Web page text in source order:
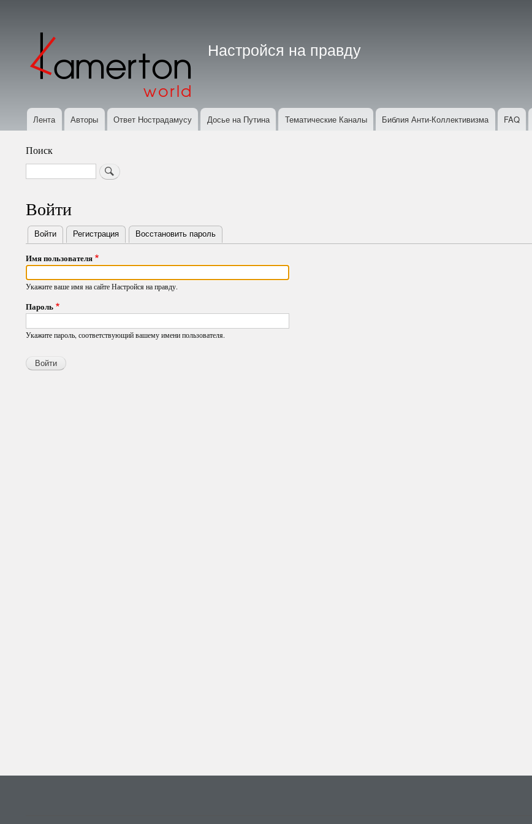
учётной
записи
пользователя
Настройся на правду
Основная
Лента Авторы Ответ Нострадамусу Досье на Путина Тематические Каналы Библия Анти-Коллективизма FAQ
Поиск
Search
Войти
Primary
tabs
Войти (активная вкладка)
Регистрация Восстановить пароль
Имя пользователя
Укажите ваше имя на сайте Настройся на правду.
Пароль
Укажите пароль, соответствующий вашему имени пользователя.